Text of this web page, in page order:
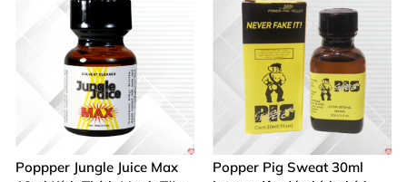
Poppper Jungle Juice Max
Popper Pig Sweat 30ml